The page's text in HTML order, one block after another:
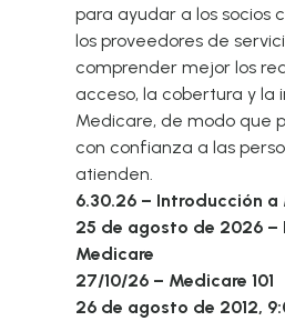
para ayudar a los socios
los proveedores de
comprender mejor los
acceso, la cobertura y la
Medicare, de modo que
con confianza a las
atienden.
6.30.26 – Introducción a
25 de agosto de 2026 –
Medicare
27/10/26 – Medicare 101
26 de agosto de 2012,